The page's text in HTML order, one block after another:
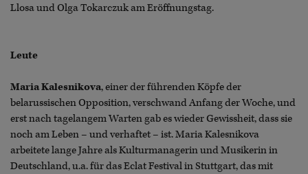
Llosa und Olga Tokarczuk am Eröffnungstag.
Leute
Maria Kalesnikova, einer der führenden Köpfe der
belarussischen Opposition, verschwand Anfang der Woche, und
erst nach tagelangem Warten gab es wieder Gewissheit, dass sie
noch am Leben – und verhaftet – ist. Maria Kalesnikova
arbeitete lange Jahre als Kulturmanagerin und Musikerin in
Deutschland, u.a. für das Eclat Festival in Stuttgart, das mit